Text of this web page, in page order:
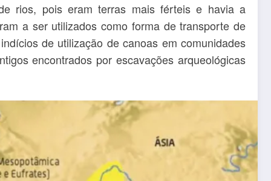
rios, pois eram terras mais férteis e havia a
a ser utilizados como forma de transporte de
de utilização de canoas em comunidades
encontrados por escavações arqueológicas